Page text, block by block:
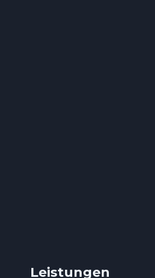
Leistungen